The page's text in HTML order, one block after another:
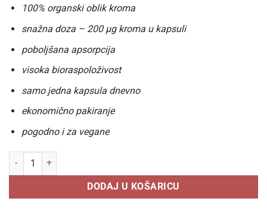
100% organski oblik kroma
snažna doza – 200 μg kroma u kapsuli
poboljšana apsorpcija
visoka bioraspoloživost
samo jedna kapsula dnevno
ekonomično pakiranje
pogodno i za vegane
NATURAL WEALTH Krom pikolinat 200 μg (100 KAPSULA) količina
DODAJ U KOŠARICU